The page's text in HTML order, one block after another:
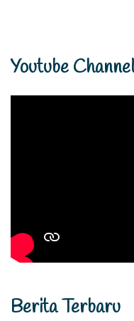
Youtube Channel
Berita Terbaru